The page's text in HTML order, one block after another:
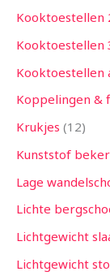
Kooktoestellen
Kooktoestellen
Kooktoestellen
Koppelingen &
Krukjes 12
Kunststof
Lage
Lichte
Lichtgewicht
Lichtgewicht